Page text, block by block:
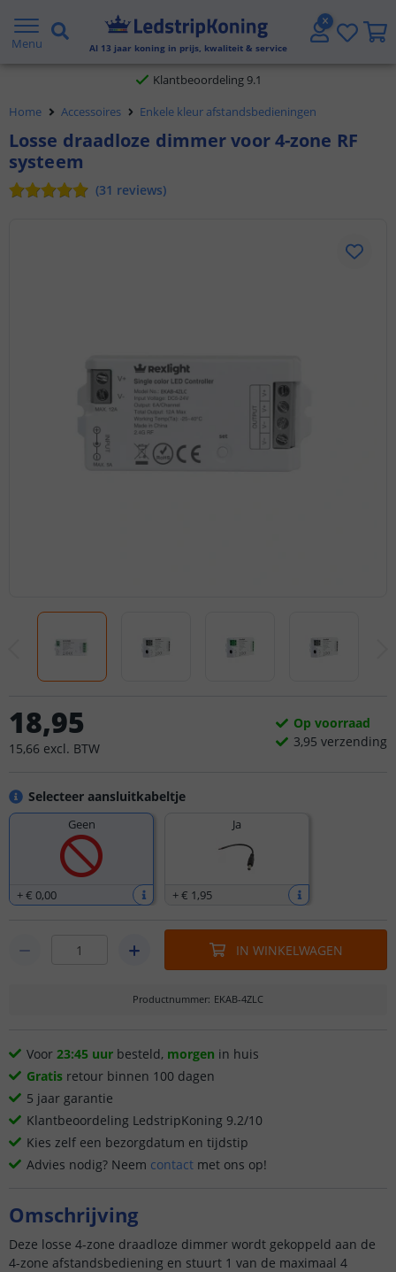
Menu Al 13 jaar koning in prijs, kwaliteit & service
Gratis verzending vanaf € 20,- NL en BE
Klantbeoordeling 9.1
Voor 23:45 uur besteld,morgen in huis
Home Accessoires Enkele kleur afstandsbedieningen
Losse draadloze dimmer voor 4-zone RF
systeem
(31 reviews)
Selecteer aansluitkabeltje
Geen
+€ 0,00
Ja
+€ 1,95
18,95
15,66 excl. BTW
Op voorraad
3,95 verzending
IN WINKELWAGEN
Productnummer: EKAB-4ZLC
Voor 23:45 uur besteld, morgen in huis
Gratis retour binnen 100 dagen
5 jaar garantie
Klantbeoordeling LedstripKoning 9.2/10
Kies zelf een bezorgdatum en tijdstip
Advies nodig? Neem contact met ons op!
Omschrijving
Deze losse 4-zone draadloze dimmer wordt gekoppeld aan de
4-zone afstandsbediening en stuurt 1 van de maximaal 4